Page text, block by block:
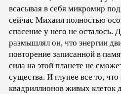
всасывая в себя микромир
сейчас Михаил полностью
спасение у него не осталось.
размышлял он, что энергии
повторение записанной в
сила на этой планете не
существа. И глупее все то, что
квадриллионов живых клеток